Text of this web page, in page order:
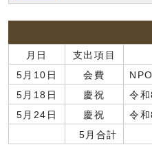
月日 支出項目
5月10日
会費
5月18日
慶祝
令
5月24日
慶祝
令
5月合計